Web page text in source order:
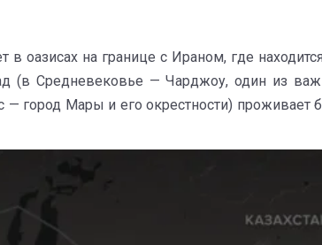
оазисах на границе с Ираном, где
(в Средневековье — Чарджоу, один из
Мары и его окрестности) проживает